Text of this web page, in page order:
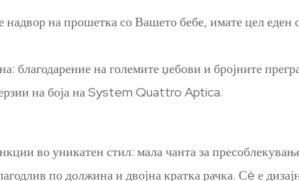
на прошетка со Вашето бебе, имате цел еден
благодарение на големите џебови и бројните
на боја на System Quattro Aptica.
во уникатен стил: мала чанта за
по должина и двојна кратка рачка. Сè е